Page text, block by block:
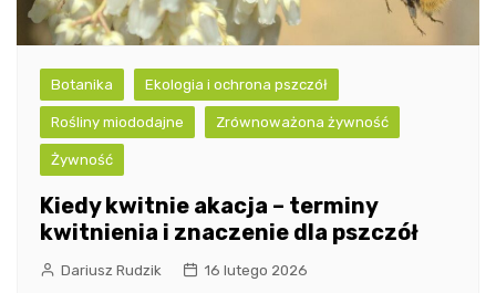
Botanika Ekologia i ochrona pszczół
Rośliny miododajne Zrównoważona żywność
Żywność
Kiedy kwitnie akacja – terminy
kwitnienia i znaczenie dla pszczół
Dariusz Rudzik 16 lutego 2026